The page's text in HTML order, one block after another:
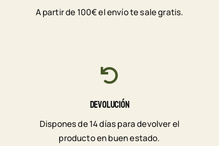
A partir de 100€ el envío te sale gratis.
Devolución
Dispones de 14 días para devolver el
producto en buen estado.